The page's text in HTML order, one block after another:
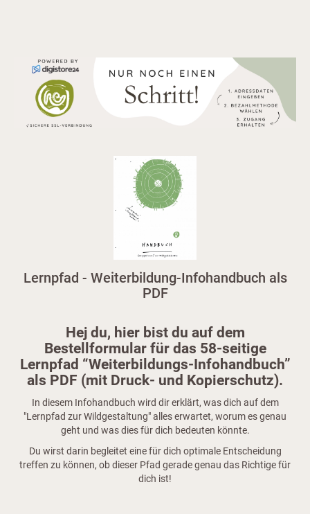
Lernpfad - Weiterbildung-Infohandbuch als
PDF
Hej du, hier bist du auf dem
Bestellformular für das 58-seitige
Lernpfad “Weiterbildungs-Infohandbuch”
als PDF (mit Druck- und Kopierschutz).
In diesem Infohandbuch wird dir erklärt, was dich auf dem
"Lernpfad zur Wildgestaltung" alles erwartet, worum es genau
geht und was dies für dich bedeuten könnte.
Du wirst darin begleitet eine für dich optimale Entscheidung
treffen zu können, ob dieser Pfad gerade genau das Richtige für
dich ist!